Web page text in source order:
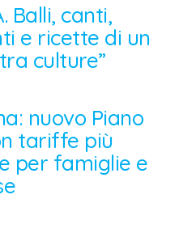
Balli, canti,
e ricette di un
culture”
nuovo Piano
tariffe più
per famiglie e